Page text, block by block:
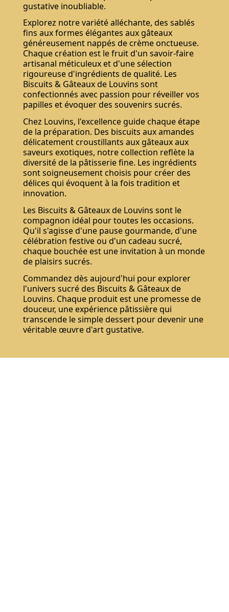
gustative inoubliable.
Explorez notre variété alléchante, des sablés
fins aux formes élégantes aux gâteaux
généreusement nappés de crème onctueuse.
Chaque création est le fruit d'un savoir-faire
artisanal méticuleux et d'une sélection
rigoureuse d'ingrédients de qualité. Les
Biscuits & Gâteaux de Louvins sont
confectionnés avec passion pour réveiller vos
papilles et évoquer des souvenirs sucrés.
Chez Louvins, l'excellence guide chaque étape
de la préparation. Des biscuits aux amandes
délicatement croustillants aux gâteaux aux
saveurs exotiques, notre collection reflète la
diversité de la pâtisserie fine. Les ingrédients
sont soigneusement choisis pour créer des
délices qui évoquent à la fois tradition et
innovation.
Les Biscuits & Gâteaux de Louvins sont le
compagnon idéal pour toutes les occasions.
Qu'il s'agisse d'une pause gourmande, d'une
célébration festive ou d'un cadeau sucré,
chaque bouchée est une invitation à un monde
de plaisirs sucrés.
Commandez dès aujourd'hui pour explorer
l'univers sucré des Biscuits & Gâteaux de
Louvins. Chaque produit est une promesse de
douceur, une expérience pâtissière qui
transcende le simple dessert pour devenir une
véritable œuvre d'art gustative.